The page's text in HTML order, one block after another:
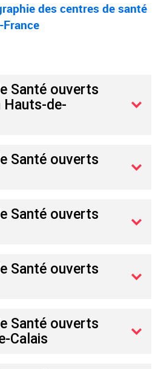
des centres de santé
Santé ouverts
Hauts-de-
Santé ouverts
Santé ouverts
Santé ouverts
Santé ouverts
Calais